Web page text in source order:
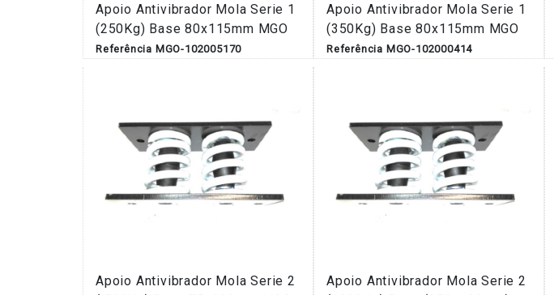
Apoio Antivibrador Mola Serie 1
(250Kg) Base 80x115mm MGO
Referência MGO-102005170
Apoio Antivibrador Mola Serie 1
(350Kg) Base 80x115mm MGO
Referência MGO-102000414
Apoio Antivibrador Mola Serie 2
Apoio Antivibrador Mola Serie 2